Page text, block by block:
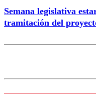
Semana legislativa
tramitación del